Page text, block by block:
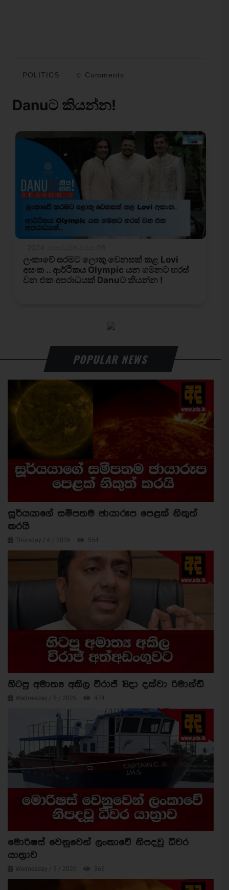
POLITICS 0 Comments
POPULAR NEWS
සූර්යයාගේ සමීපතම ඡායාරූප පෙළක් නිකුත්
කරයි
Thursday / 6 / 2026 554
හිටපු අමාත්‍ය අකිල විරාජ් 18දා දක්වා රිමාන්ඩ්
Wednesday / 5 / 2026 474
මොරිෂස් වෙනුවෙන් ලංකාවේ නිපදවූ ධීවර
යාත්‍රාව
Wednesday / 5 / 2026 366